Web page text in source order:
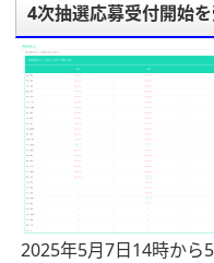
4次抽選応募受付開始
2025年5月7日14時から